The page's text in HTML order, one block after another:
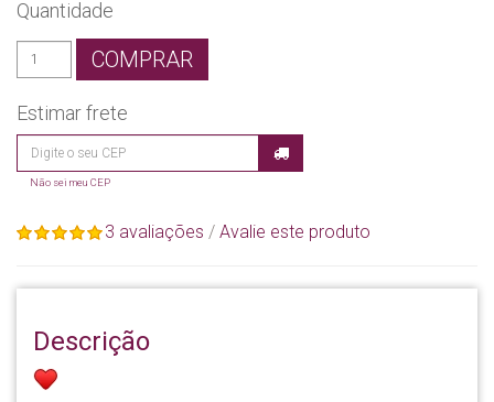
Quantidade
COMPRAR
Estimar frete
Não sei meu CEP
3 avaliações / Avalie este produto
Descrição